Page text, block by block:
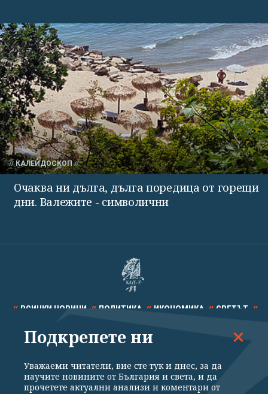
КАЛЕЙДОСКОП
Очаква ни дълга, дълга поредица от горещи
дни. Валежите - символични
ВСИЧКИ НОВИНИ ПОЛИТИКА ИКОНОМИКА СВЕТЪТ
СПОРТ КУЛТУРА ТЕХНОЛОГИИ КАЛЕЙДОСКОП
Подкрепете ни
Уважаеми читатели, вие сте тук и днес, за да
научите новините от България и света, и да
прочетете актуални анализи и коментари от